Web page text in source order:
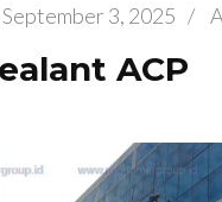
September 3, 2025 /
ACP